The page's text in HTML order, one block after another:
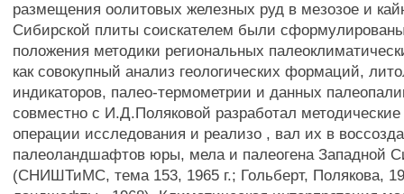
размещения оолитовых железных руд в мезозое и
Сибирской плиты соискателем были
положения методики региональных
как совокупный анализ геологических формаций,
индикаторов, палео-термометрии и данных
совместно с И.Д.Поляковой разработал
операции исследования и реализо , вал их в
палеоландшафтов юры, мела и палеогена Западной
(СНИШТиМС, тема 153, 1965 г.; Гольберт, Полякова,